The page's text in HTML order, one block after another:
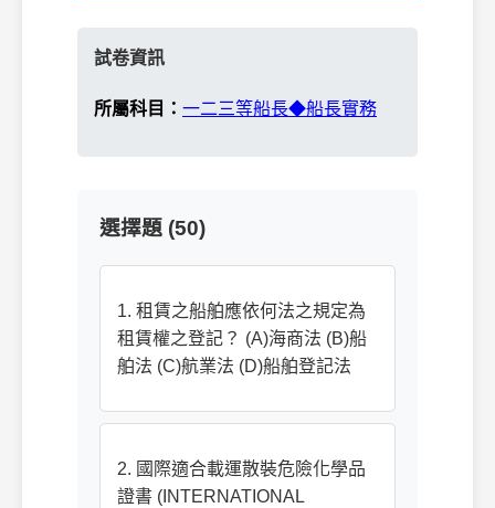
試卷資訊
所屬科目： 一二三等船長◆船長實務
選擇題 (50)
1. 租賃之船舶應依何法之規定為
租賃權之登記？ (A)海商法 (B)船
舶法 (C)航業法 (D)船舶登記法
2. 國際適合載運散裝危險化學品
證書 (INTERNATIONAL